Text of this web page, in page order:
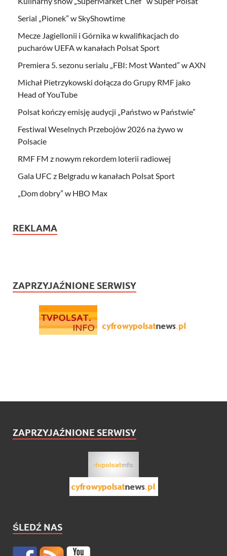
Serial „Pionek” w SkyShowtime
Mecze Jagiellonii i Górnika w kwalifikacjach do
pucharów UEFA w kanałach Polsat Sport
Premiera 5. sezonu serialu „FBI: Most Wanted” w AXN
Michał Pietrzykowski dołącza do Grupy RMF jako
Head of YouTube
Polsat kończy emisję audycji „Państwo w Państwie”
Festiwal Weselnych Przebojów 2026 na żywo w
Polsacie
RMF FM z nowym rekordem loterii radiowej
Gala UFC z Belgradu w kanałach Polsat Sport
„Dom dobry” w HBO Max
REKLAMA
ZAPRZYJAŹNIONE SERWISY
ZAPRZYJAŹNIONE SERWISY
ŚLEDŹ NAS